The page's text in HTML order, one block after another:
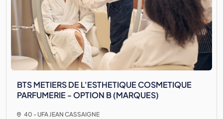
BTS METIERS DE L'ESTHETIQUE COSMETIQUE
PARFUMERIE - OPTION B (MARQUES)
40 - UFA JEAN CASSAIGNE